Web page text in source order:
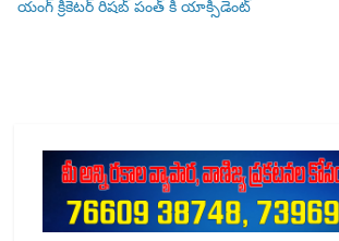
యంగ్ క్రికెటర్ రిషబ్ పంత్ కి యాక్సిడెంట్